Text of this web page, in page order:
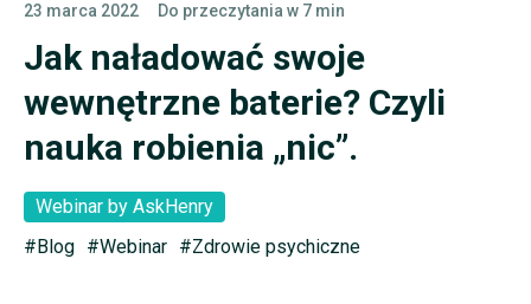
23 marca 2022 Do przeczytania w 7 min
Jak naładować swoje
wewnętrzne baterie? Czyli
nauka robienia „nic”.
Webinar by AskHenry
#Blog #Webinar #Zdrowie psychiczne